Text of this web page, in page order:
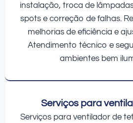
instalação, troca de
spots e correção de falhas.
melhorias de eficiência e
Atendimento técnico e
ambientes bem
Serviços para
Serviços para ventilador de